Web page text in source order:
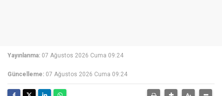
Yayınlanma: 07 Ağustos 2026 Cuma 09:24
Güncelleme: 07 Ağustos 2026 Cuma 09:24